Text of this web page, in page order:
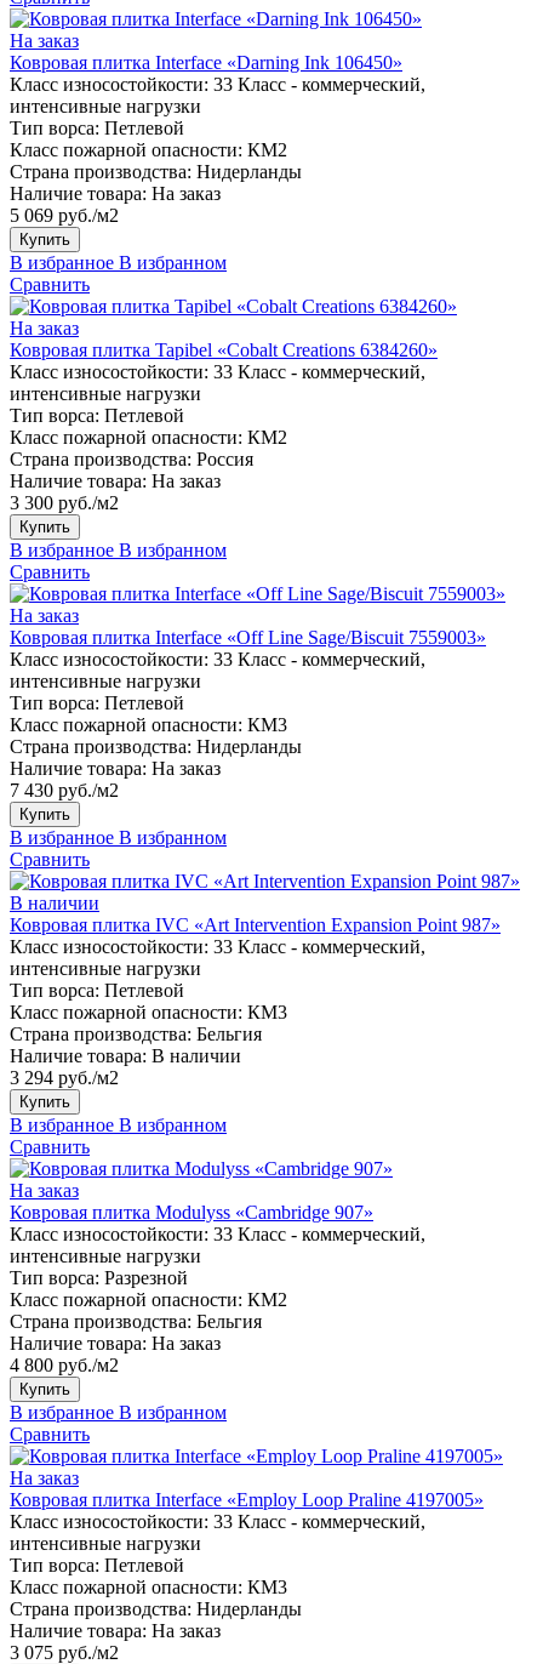
На заказ
Ковровая плитка Interface «Darning Ink 106450»
Класс износостойкости: 33 Класс - коммерческий,
интенсивные нагрузки
Тип ворса: Петлевой
Класс пожарной опасности: КМ2
Страна производства: Нидерланды
Наличие товара: На заказ
5 069 руб./м2
Купить
В избранное В избранном
Сравнить
На заказ
Ковровая плитка Tapibel «Cobalt Creations 6384260»
Класс износостойкости: 33 Класс - коммерческий,
интенсивные нагрузки
Тип ворса: Петлевой
Класс пожарной опасности: КМ2
Страна производства: Россия
Наличие товара: На заказ
3 300 руб./м2
Купить
В избранное В избранном
Сравнить
На заказ
Ковровая плитка Interface «Off Line Sage/Biscuit 7559003»
Класс износостойкости: 33 Класс - коммерческий,
интенсивные нагрузки
Тип ворса: Петлевой
Класс пожарной опасности: КМ3
Страна производства: Нидерланды
Наличие товара: На заказ
7 430 руб./м2
Купить
В избранное В избранном
Сравнить
В наличии
Ковровая плитка IVC «Art Intervention Expansion Point 987»
Класс износостойкости: 33 Класс - коммерческий,
интенсивные нагрузки
Тип ворса: Петлевой
Класс пожарной опасности: КМ3
Страна производства: Бельгия
Наличие товара: В наличии
3 294 руб./м2
Купить
В избранное В избранном
Сравнить
На заказ
Ковровая плитка Modulyss «Cambridge 907»
Класс износостойкости: 33 Класс - коммерческий,
интенсивные нагрузки
Тип ворса: Разрезной
Класс пожарной опасности: КМ2
Страна производства: Бельгия
Наличие товара: На заказ
4 800 руб./м2
Купить
В избранное В избранном
Сравнить
На заказ
Ковровая плитка Interface «Employ Loop Praline 4197005»
Класс износостойкости: 33 Класс - коммерческий,
интенсивные нагрузки
Тип ворса: Петлевой
Класс пожарной опасности: КМ3
Страна производства: Нидерланды
Наличие товара: На заказ
3 075 руб./м2